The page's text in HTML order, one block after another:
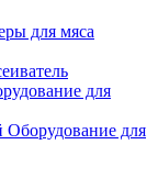
для мяса
для
Оборудование для